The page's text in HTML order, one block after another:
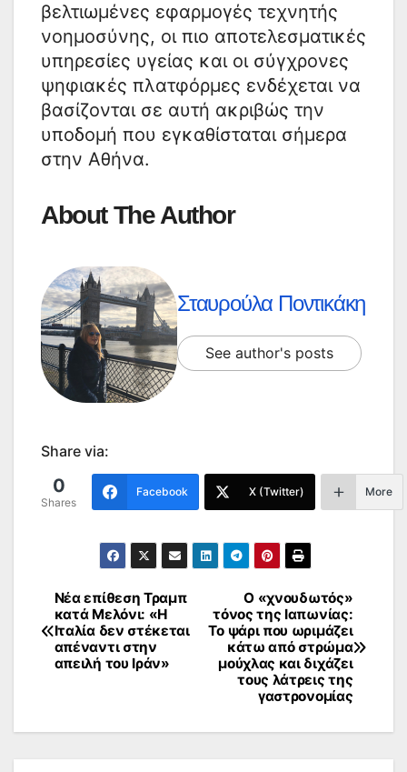
βελτιωμένες εφαρμογές τεχνητής
νοημοσύνης, οι πιο αποτελεσματικές
υπηρεσίες υγείας και οι σύγχρονες
ψηφιακές πλατφόρμες ενδέχεται να
βασίζονται σε αυτή ακριβώς την
υποδομή που εγκαθίσταται σήμερα
στην Αθήνα.
About The Author
Σταυρούλα Ποντικάκη
See author's posts
Share via:
0
Shares
Facebook X (Twitter) More
Πλοήγηση
άρθρων
Ο «χνουδωτός»
τόνος της Ιαπωνίας:
Το ψάρι που ωριμάζει
κάτω από στρώμα
μούχλας και διχάζει
τους λάτρεις της
γαστρονομίας
Νέα επίθεση Τραμπ
κατά Μελόνι: «Η
Ιταλία δεν στέκεται
απέναντι στην
απειλή του Ιράν»